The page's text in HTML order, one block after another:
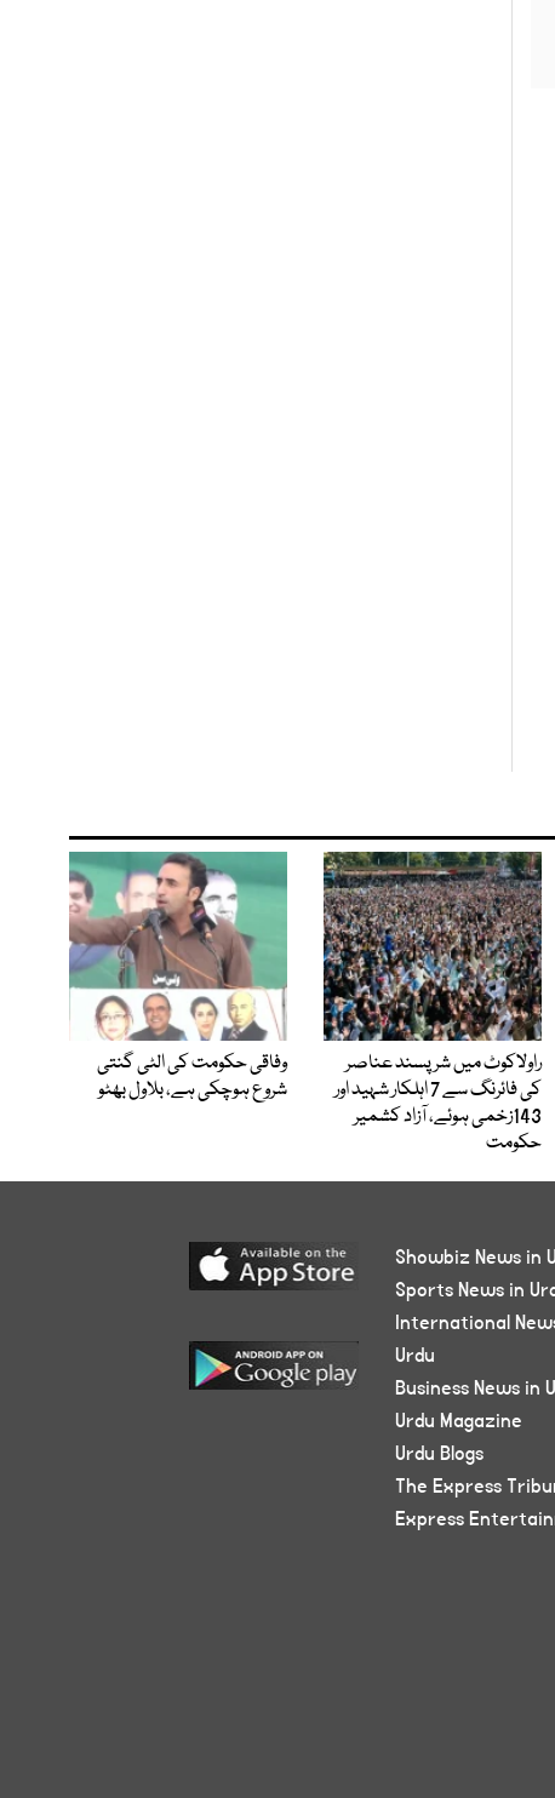
راولاکوٹ میں شرپسند عناصر
کی فائرنگ سے 7 اہلکار شہید اور
143زخمی ہوئے، آزاد کشمیر
حکومت
وفاقی حکومت کی الٹی گنتی
شروع ہوچکی ہے، بلاول بھٹو
Showbiz News in
Sports News in
International
Urdu
Business News in
Urdu Magazine
Urdu Blogs
The Express
Express